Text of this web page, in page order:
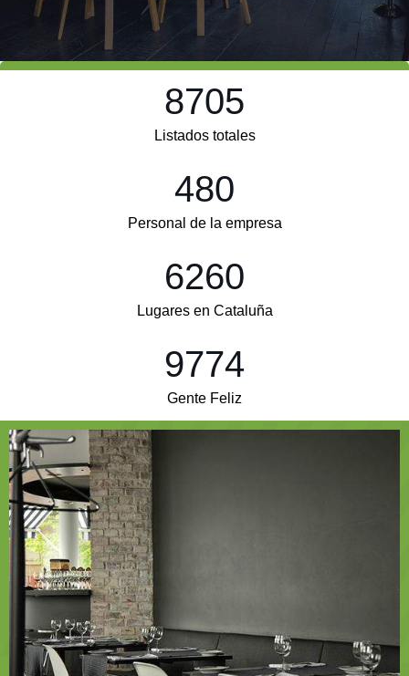
8705
Listados totales
480
Personal de la empresa
6260
Lugares en Cataluña
9774
Gente Feliz